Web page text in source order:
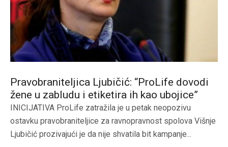
Pravobraniteljica Ljubičić: “ProLife dovodi
žene u zabludu i etiketira ih kao ubojice”
INICIJATIVA ProLife zatražila je u petak neopozivu
ostavku pravobraniteljice za ravnopravnost spolova Višnje
Ljubičić prozivajući je da nije shvatila bit kampanje...